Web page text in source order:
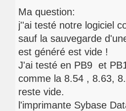
Ma question:
j''ai testé notre logiciel
sauf la sauvegarde
est généré est vide !
J'ai testé en PB9 et
comme la 8.54 , 8.63,
reste vide.
l'imprimante Sybase